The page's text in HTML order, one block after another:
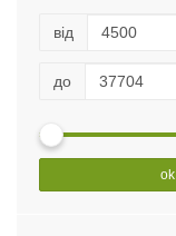
від
до
ok